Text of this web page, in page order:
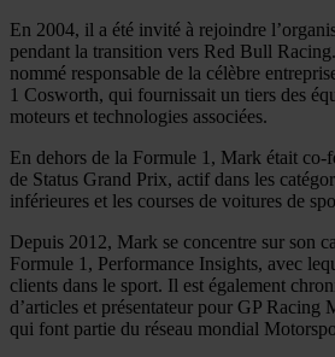
En 2004, il a été invité à rejoindre
pendant la transition vers Red Bull
nommé responsable de la célèbre
1 Cosworth, qui fournissait un tiers des
moteurs et technologies associées.
En dehors de la Formule 1, Mark était co-
de Status Grand Prix, actif dans les
inférieures et les courses de voitures de
Depuis 2012, Mark se concentre sur son
Formule 1, Performance Insights, avec
clients dans le sport. Il est également
d’articles et présentateur pour GP Racing
qui font partie du réseau mondial